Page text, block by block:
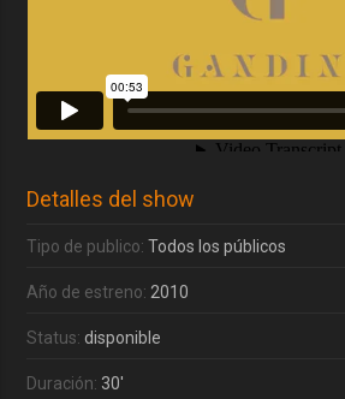
Detalles del show
Tipo de publico:Todos los públicos
Año de estreno:2010
Status: disponible
Duración: 30'